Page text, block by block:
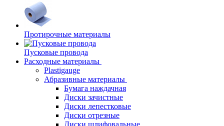
Протирочные материалы
Пусковые провода
Расходные материалы
Plastigauge
Абразивные материалы
Бумага наждачная
Диски зачистные
Диски лепестковые
Диски отрезные
Диски шлифовальные